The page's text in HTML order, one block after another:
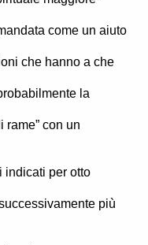
come un aiuto
che hanno a che
la
rame” con un
indicati per otto
più